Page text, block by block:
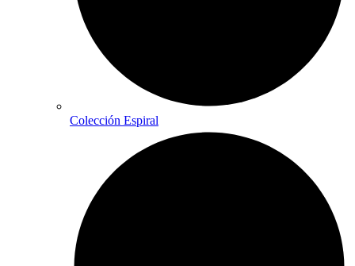
Colección Espiral